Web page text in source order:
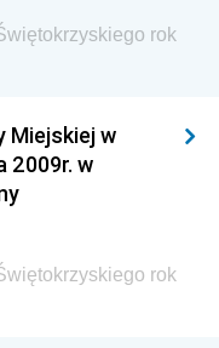
i
Morskiej i
rok
Miejskiej w
2009r. w
rok